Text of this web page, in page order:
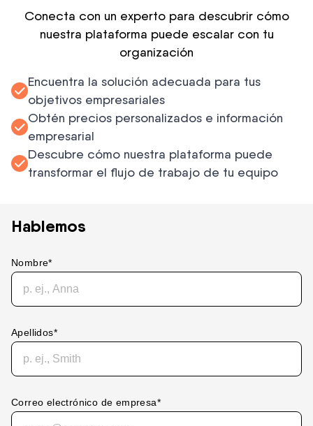
Conecta con un experto para descubrir cómo
nuestra plataforma puede escalar con tu
organización
Encuentra la solución adecuada para tus
objetivos empresariales
Obtén precios personalizados e información
empresarial
Descubre cómo nuestra plataforma puede
transformar el flujo de trabajo de tu equipo
Hablemos
Nombre*
Apellidos*
Correo electrónico de empresa*